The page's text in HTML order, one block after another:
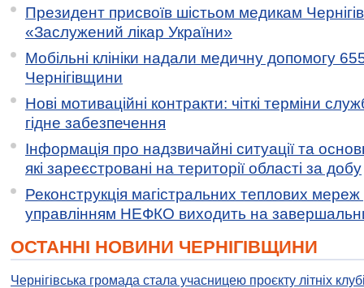
Президент присвоїв шістьом медикам
«Заслужений лікар України»
Мобільні клініки надали медичну допомогу
Чернігівщини
Нові мотиваційні контракти: чіткі терміни
гідне забезпечення
Інформація про надзвичайні ситуації та
які зареєстровані на території області за добу
Реконструкція магістральних теплових мереж
управлінням НЕФКО виходить на
ОСТАННІ НОВИНИ ЧЕРНІГІВЩИНИ
Чернігівська громада стала учасницею проєкту літніх